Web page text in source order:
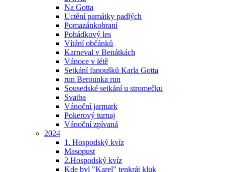
Na Gotta
Uctění památky padlých
Pomazánkobraní
Pohádkový les
Vítání občánků
Karneval v Benátkách
Vánoce v létě
Setkání fanoušků Karla Gotta
run Berounka run
Sousedské setkání u stromečku
Svatba
Vánoční jarmark
Pokerový turnaj
Vánoční zpívaná
2024
1. Hospodský kvíz
Masopust
2.Hospodský kvíz
Kde byl "Karel" tenkrát kluk